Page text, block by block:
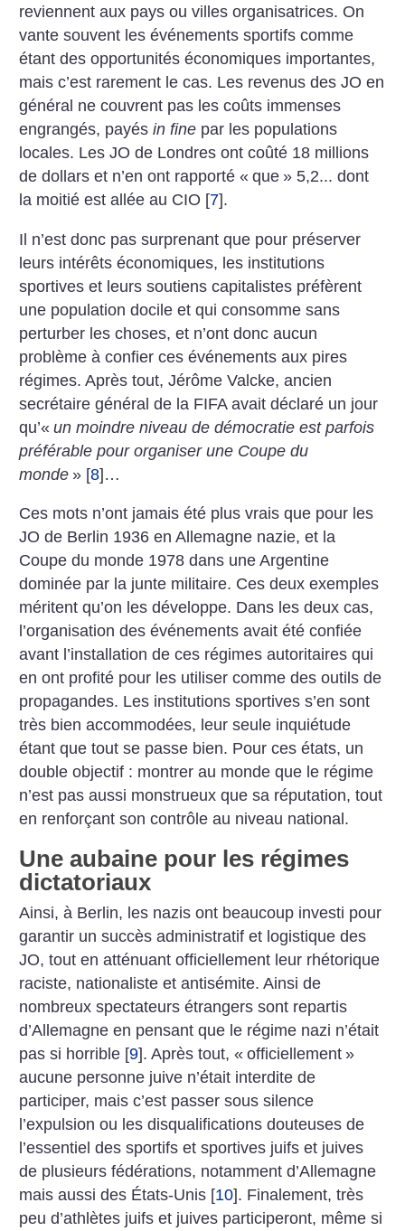
reviennent aux pays ou villes organisatrices. On
vante souvent les événements sportifs comme
étant des opportunités économiques importantes,
mais c’est rarement le cas. Les revenus des JO en
général ne couvrent pas les coûts immenses
engrangés, payésin fine par les populations
locales. Les JO de Londres ont coûté 18 millions
de dollars et n’en ont rapporté « que » 5,2... dont
la moitié est allée au CIO [7].
Il n’est donc pas surprenant que pour préserver
leurs intérêts économiques, les institutions
sportives et leurs soutiens capitalistes préfèrent
une population docile et qui consomme sans
perturber les choses, et n’ont donc aucun
problème à confier ces événements aux pires
régimes. Après tout, Jérôme Valcke, ancien
secrétaire général de la FIFA avait déclaré un jour
qu’« un moindre niveau de démocratie est parfois
préférable pour organiser une Coupe du
monde » [8]…
Ces mots n’ont jamais été plus vrais que pour les
JO de Berlin 1936 en Allemagne nazie, et la
Coupe du monde 1978 dans une Argentine
dominée par la junte militaire. Ces deux exemples
méritent qu’on les développe. Dans les deux cas,
l’organisation des événements avait été confiée
avant l’installation de ces régimes autoritaires qui
en ont profité pour les utiliser comme des outils de
propagandes. Les institutions sportives s’en sont
très bien accommodées, leur seule inquiétude
étant que tout se passe bien. Pour ces états, un
double objectif : montrer au monde que le régime
n’est pas aussi monstrueux que sa réputation, tout
en renforçant son contrôle au niveau national.
Une aubaine pour les régimes
dictatoriaux
Ainsi, à Berlin, les nazis ont beaucoup investi pour
garantir un succès administratif et logistique des
JO, tout en atténuant officiellement leur rhétorique
raciste, nationaliste et antisémite. Ainsi de
nombreux spectateurs étrangers sont repartis
d’Allemagne en pensant que le régime nazi n’était
pas si horrible [9]. Après tout, « officiellement »
aucune personne juive n’était interdite de
participer, mais c’est passer sous silence
l’expulsion ou les disqualifications douteuses de
l’essentiel des sportifs et sportives juifs et juives
de plusieurs fédérations, notamment d’Allemagne
mais aussi des États-Unis [10]. Finalement, très
peu d’athlètes juifs et juives participeront, même si